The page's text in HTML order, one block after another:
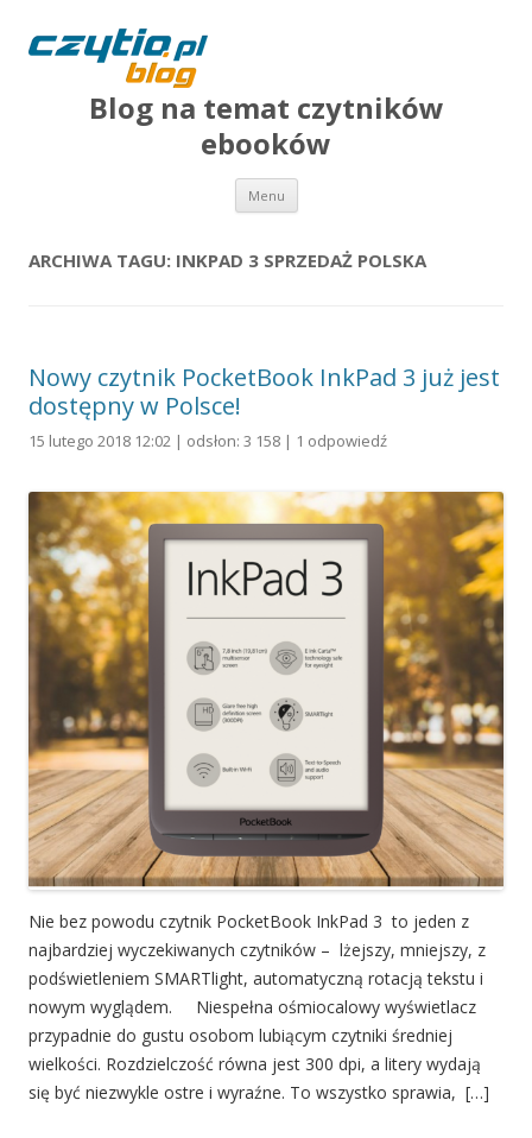
Blog na temat czytników
ebooków
Menu Przejdź do treści
ARCHIWA TAGU: INKPAD 3 SPRZEDAŻ POLSKA
Nowy czytnik PocketBook InkPad 3 już jest
dostępny w Polsce!
15 lutego 2018 12:02 | odsłon: 3 158 | 1 odpowiedź
Nie bez powodu czytnik PocketBook InkPad 3 to jeden z
najbardziej wyczekiwanych czytników – lżejszy, mniejszy, z
podświetleniem SMARTlight, automatyczną rotacją tekstu i
nowym wyglądem. Niespełna ośmiocalowy wyświetlacz
przypadnie do gustu osobom lubiącym czytniki średniej
wielkości. Rozdzielczość równa jest 300 dpi, a litery wydają
się być niezwykle ostre i wyraźne. To wszystko sprawia, […]